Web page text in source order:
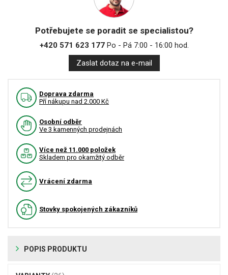
Potřebujete se poradit se specialistou?
+420 571 623 177Po - Pá 7:00 - 16:00 hod.
Zaslat dotaz na e-mail
Doprava zdarma
Pří nákupu nad 2.000 Kč
Osobní odběr
Ve 3 kamenných prodejnách
Více než 11.000 položek
Skladem pro okamžitý odběr
Vrácení zdarma
Stovky spokojených zákazníků
POPIS PRODUKTU